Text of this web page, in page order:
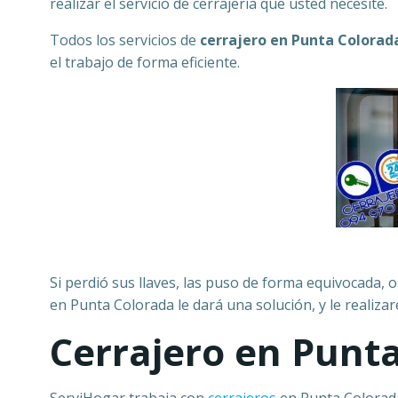
Todos los servicios de cerrajero en Punta
el trabajo de forma eficiente.
Si perdió sus llaves, las puso de forma
en Punta Colorada le dará una solución, y le
Cerrajero en